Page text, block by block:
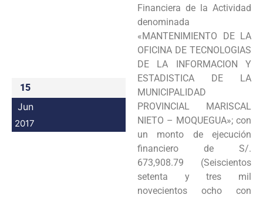
Intranet
15
Jun
2017
Financiera de la Actividad
denominada
«MANTENIMIENTO DE LA
OFICINA DE TECNOLOGIAS
DE LA INFORMACION Y
ESTADISTICA DE LA
MUNICIPALIDAD
PROVINCIAL MARISCAL
NIETO – MOQUEGUA»; con
un monto de ejecución
financiero de S/.
673,908.79 (Seiscientos
setenta y tres mil
novecientos ocho con